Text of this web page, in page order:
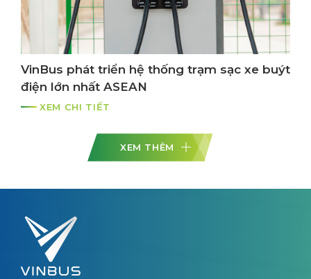
VinBus phát triển hệ thống trạm sạc xe buýt
điện lớn nhất ASEAN
XEM CHI TIẾT
XEM THÊM